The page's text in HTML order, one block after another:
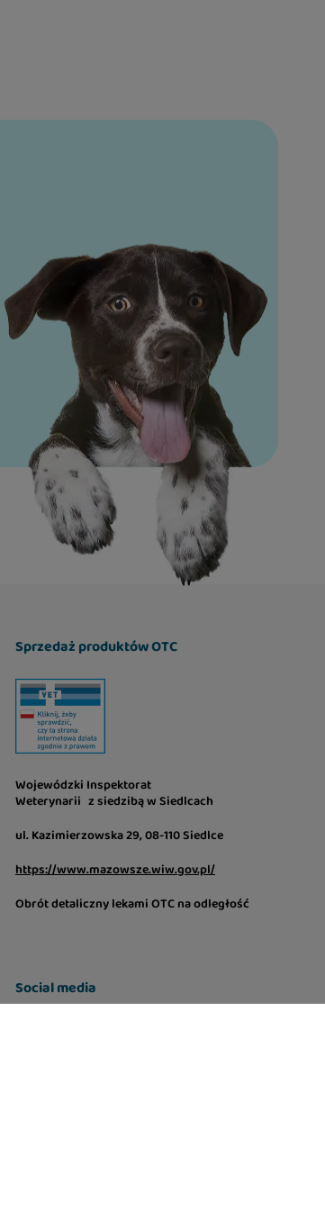
Sprzedaż produktów OTC
Wojewódzki Inspektorat
Weterynarii z siedzibą w Siedlcach
ul. Kazimierzowska 29, 08-110 Siedlce
https://www.mazowsze.wiw.gov.pl/
Obrót detaliczny lekami OTC na odległość
Social media